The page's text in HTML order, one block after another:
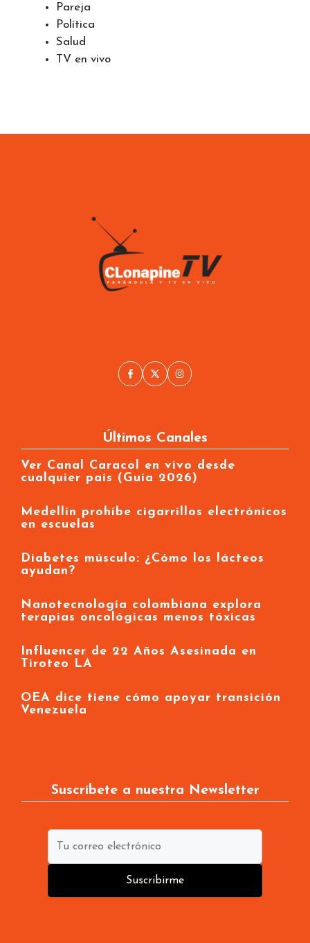
Pareja
Política
Salud
TV en vivo
Últimos Canales
Ver Canal Caracol en vivo desde
cualquier país (Guía 2026)
Medellín prohíbe cigarrillos electrónicos
en escuelas
Diabetes músculo: ¿Cómo los lácteos
ayudan?
Nanotecnología colombiana explora
terapias oncológicas menos tóxicas
Influencer de 22 Años Asesinada en
Tiroteo LA
OEA dice tiene cómo apoyar transición
Venezuela
Suscríbete a nuestra Newsletter
Suscribirme